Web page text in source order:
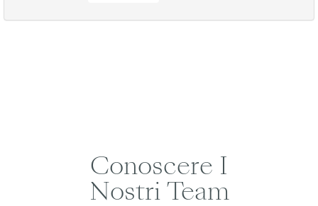
Conoscere I
Nostri Team